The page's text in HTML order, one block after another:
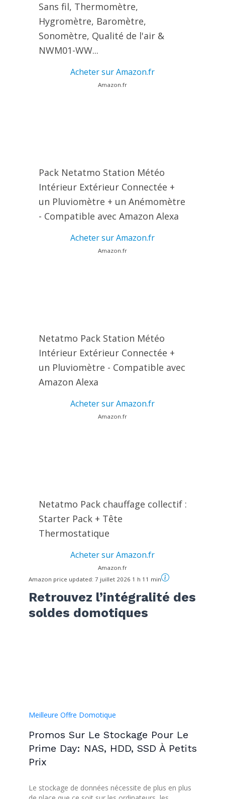
Sans fil, Thermomètre,
Hygromètre, Baromètre,
Sonomètre, Qualité de l'air &
NWM01-WW...
Acheter sur Amazon.fr
Amazon.fr
Pack Netatmo Station Météo
Intérieur Extérieur Connectée +
un Pluviomètre + un Anémomètre
- Compatible avec Amazon Alexa
Acheter sur Amazon.fr
Amazon.fr
Netatmo Pack Station Météo
Intérieur Extérieur Connectée +
un Pluviomètre - Compatible avec
Amazon Alexa
Acheter sur Amazon.fr
Amazon.fr
Netatmo Pack chauffage collectif :
Starter Pack + Tête
Thermostatique
Acheter sur Amazon.fr
Amazon.fr
Amazon price updated: 7 juillet 2026 1 h 11 min
Retrouvez l’intégralité des
soldes domotiques
Meilleure Offre Domotique
Promos Sur Le Stockage Pour Le
Prime Day: NAS, HDD, SSD À Petits
Prix
Le stockage de données nécessite de plus en plus